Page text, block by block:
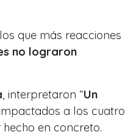
que más reacciones
no lograron
, interpretaron “Un
a los cuatro
en concreto.